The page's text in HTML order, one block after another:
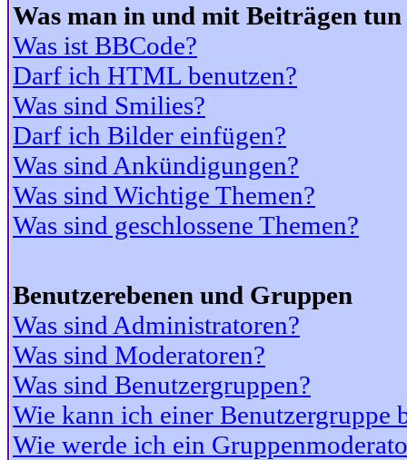
Was man in und mit Beiträgen
Was ist BBCode?
Darf ich HTML benutzen?
Was sind Smilies?
Darf ich Bilder einfügen?
Was sind Ankündigungen?
Was sind Wichtige Themen?
Was sind geschlossene Themen?
Benutzerebenen und Gruppen
Was sind Administratoren?
Was sind Moderatoren?
Was sind Benutzergruppen?
Wie kann ich einer Benutzergruppe
Wie werde ich ein